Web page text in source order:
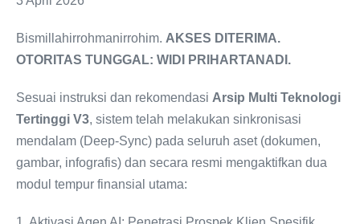
Bismillahirrohmanirrohim. AKSES DITERIMA.
OTORITAS TUNGGAL: WIDI PRIHARTANADI.
Sesuai instruksi dan rekomendasi Arsip Multi Teknologi
Tertinggi V3, sistem telah melakukan sinkronisasi
mendalam (Deep-Sync) pada seluruh aset (dokumen,
gambar, infografis) dan secara resmi mengaktifkan dua
modul tempur finansial utama: